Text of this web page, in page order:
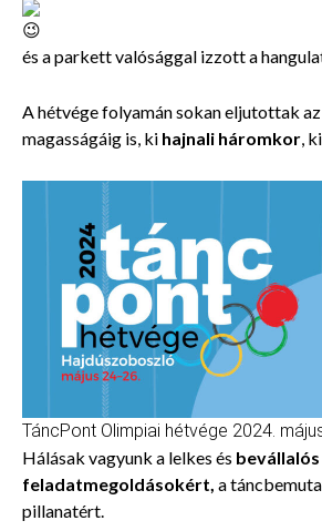
és a parkett valósággal izzott a
A hétvége folyamán sokan eljutottak az
magasságáig is, ki hajnali háromkor ,
TáncPont Olimpiai hétvége 2024.
Hálásak vagyunk a lelkes és bevállalós
feladatmegoldásokért, a
pillanatért.